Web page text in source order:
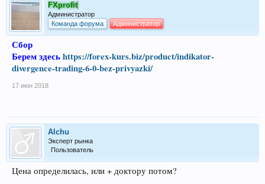
FXprofit
Администратор
Команда форума
Администратор
Сбор
Берем здесьhttps://forex-kurs.biz/product/indikator-
divergence-trading-6-0-bez-privyazki/
17 июн 2018
Alchu
Эксперт рынка
Пользователь
Цена определилась, или + доктору потом?